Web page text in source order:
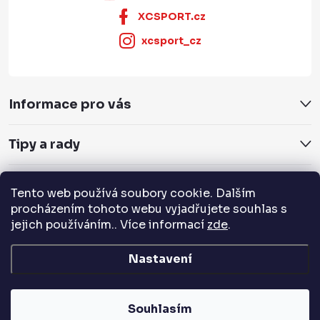
Tento web používá soubory cookie. Dalším
procházením tohoto webu vyjadřujete souhlas s
jejich používáním.. Více informací zde.
Nastavení
Souhlasím
XCSPORT.cz
xcsport_cz
Informace pro vás
Tipy a rady
Servis a služby
Přijímáme online platby